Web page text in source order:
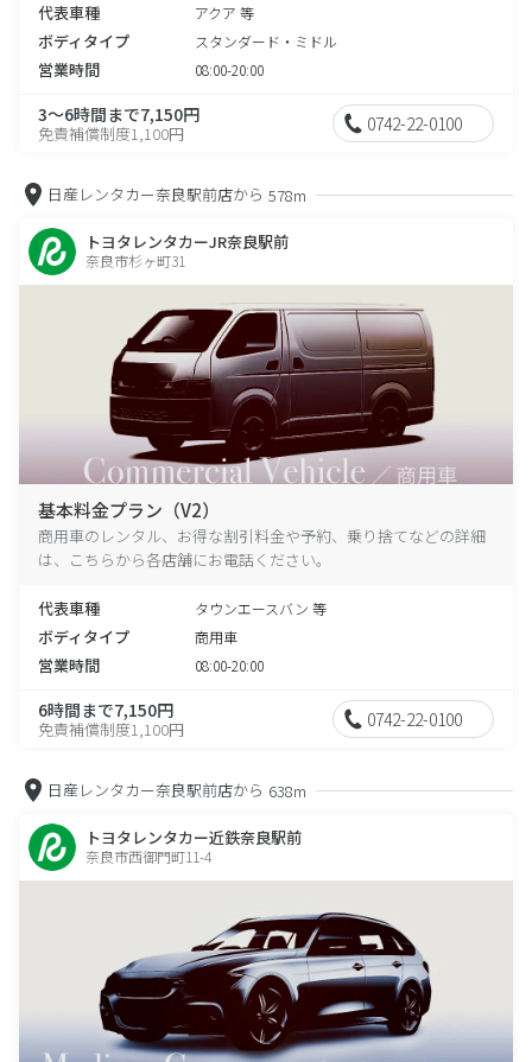
代表車種 アクア 等
ボディタイプ スタンダード・ミドル
営業時間 08:00-20:00
3～6時間まで7,150円
免責補償制度1,100円 0742-22-0100
日産レンタカー奈良駅前店から 578m
トヨタレンタカーJR奈良駅前
奈良市杉ヶ町31
基本料金プラン（V2）
商用車のレンタル、お得な割引料金や予約、乗り捨てなどの詳細
は、こちらから各店舗にお電話ください。
代表車種 タウンエースバン 等
ボディタイプ 商用車
営業時間 08:00-20:00
6時間まで7,150円
免責補償制度1,100円 0742-22-0100
日産レンタカー奈良駅前店から 638m
トヨタレンタカー近鉄奈良駅前
奈良市西御門町11-4